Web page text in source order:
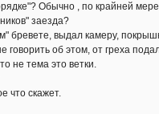
Обычно , по крайней
заезда?
бревете, выдал камеру,
говорить об этом, от греха
не тема это ветки.
что скажет.